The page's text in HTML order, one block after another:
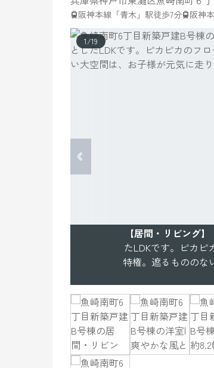
阪神本線「青木」駅徒歩7分 阪神
1/19
【居間・リビング】
たLDKです。ピカピ
特権。遮るもののな